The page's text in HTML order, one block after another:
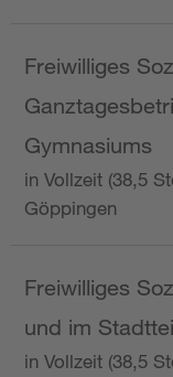
Freiwilliges
Gymnasiums
in Vollzeit (38,5
Göppingen
Freiwilliges
und im
in Vollzeit (38,5